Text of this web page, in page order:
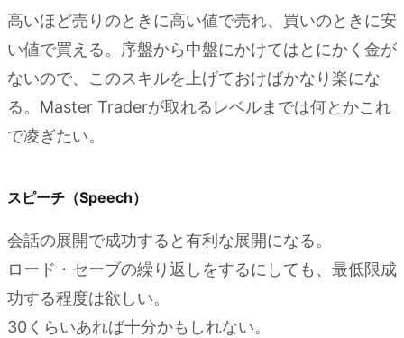
高いほど売りのときに高い値で売れ、買いのときに安
い値で買える。序盤から中盤にかけてはとにかく金が
ないので、このスキルを上げておけばかなり楽にな
る。Master Traderが取れるレベルまでは何とかこれ
で凌ぎたい。
スピーチ（Speech）
会話の展開で成功すると有利な展開になる。
ロード・セーブの繰り返しをするにしても、最低限成
功する程度は欲しい。
30くらいあれば十分かもしれない。